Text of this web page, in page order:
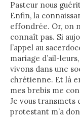
Pasteur nous
Enfin, la
effondrée. Or, on
connaît pas. Si
l’appel au
mariage d’ail-
vivons dans une
chrétienne. Et là
mes brebis me
Je vous transmets
protestant m’a